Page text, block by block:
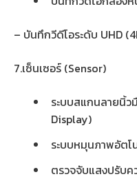
– บันทึกวีดีโอระดับ UHD
7.เซ็นเซอร์ (Sensor)
ระบบสแกนลายนิ้
Display)
ระบบหมุนภาพอัต
ตรวจจับแสงปรับ